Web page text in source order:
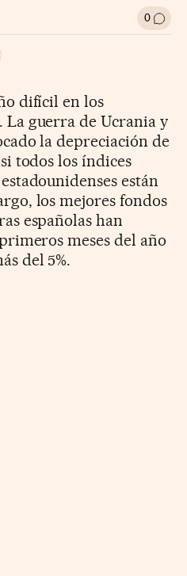
Sociales 0 Ir a
difícil en los
La guerra de Ucrania y
la depreciación de
todos los índices
están
los mejores fondos
españolas han
meses del año
del 5%.